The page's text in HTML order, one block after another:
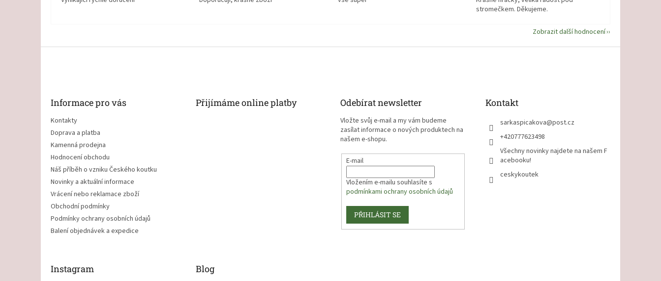
stromečkem. Děkujeme.
Zobrazit další hodnocení
Informace pro vás
Kontakty
Doprava a platba
Kamenná prodejna
Hodnocení obchodu
Náš příběh o vzniku Českého koutku
Novinky a aktuální informace
Vrácení nebo reklamace zboží
Obchodní podmínky
Podmínky ochrany osobních údajů
Balení objednávek a expedice
Přijímáme online platby Odebírat newsletter
Vložte svůj e-mail a my vám budeme
zasílat informace o nových produktech na
našem e-shopu.
E-mail
Vložením e-mailu souhlasíte s
podmínkami ochrany osobních údajů
PŘIHLÁSIT SE
Kontakt
sarkaspicakova@post.cz
+420777623498
Všechny novinky najdete na našem F
acebooku!
ceskykoutek
Instagram Blog